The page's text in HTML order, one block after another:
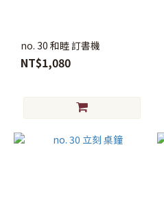
no. 30 和睦 訂書機
NT$1,080